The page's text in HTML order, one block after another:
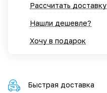
Рассчитать доставку
Нашли дешевле?
Хочу в подарок
Быстрая доставка